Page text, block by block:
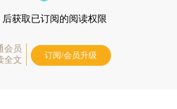
后获取已订阅的阅读权限
会员
全文
订阅/会员升级